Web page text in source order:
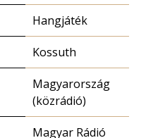
Hangjáték
Kossuth
Magyarország
(közrádió)
Magyar Rádió